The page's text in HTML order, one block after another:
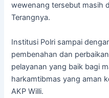
wewenang tersebut masih
Terangnya.
Institusi Polri sampai
pembenahan dan
pelayanan yang baik bagi
harkamtibmas yang aman
AKP Willi.